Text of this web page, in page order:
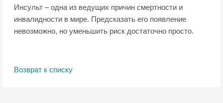
Инсульт – одна из ведущих причин смертности и
инвалидности в мире. Предсказать его появление
невозможно, но уменьшить риск достаточно просто.
Возврат к списку